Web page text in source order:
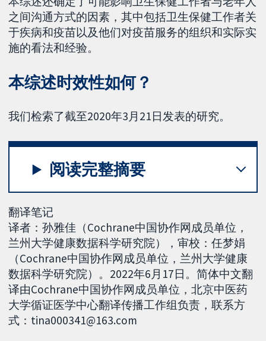
之间沟通方式的因素，其中包括卫生保健工作者关
于疾病和疫苗以及他们对疫苗服务的组织和实际实
施的看法和经验。
本综述时效性如何？
我们检索了截至2020年3月21日发表的研究。
阅读完整摘要
翻译笔记
译者：孙雅佳（Cochrane中国协作网成员单位，
兰州大学健康数据科学研究院），审校：任梦娟
（Cochrane中国协作网成员单位，兰州大学健康
数据科学研究院）。2022年6月17日。简体中文翻
译由Cochrane中国协作网成员单位，北京中医药
大学循证医学中心翻译传播工作组负责，联系方
式：tina000341@163.com